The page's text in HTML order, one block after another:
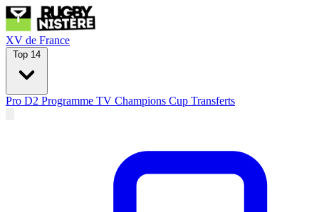
XV de France
Top 14
Pro D2 Programme TV Champions Cup Transferts